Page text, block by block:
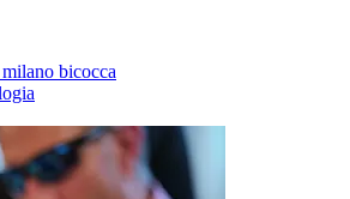
bicocca